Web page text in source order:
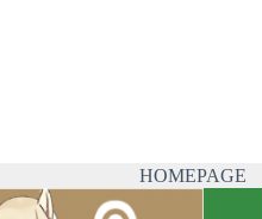
HOMEPAGE